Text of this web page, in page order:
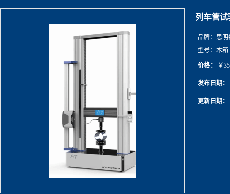
列车管试
品牌： 思明
型号： 木箱
价格： ￥
发布日期：
更新日期：